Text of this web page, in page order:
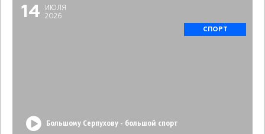
14
ИЮЛЯ
2026
СПОРТ
Большому Серпухову - большой спорт